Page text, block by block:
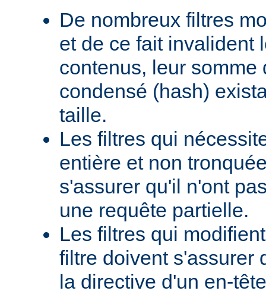
De nombreux filtres
et de ce fait invalident
contenus, leur somme
condensé (hash)
taille.
Les filtres qui
entière et non
s'assurer qu'il n'ont
une requête partielle.
Les filtres qui
filtre doivent s'assurer
la directive d'un en-